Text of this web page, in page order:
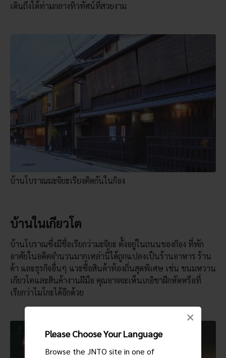
Please Choose Your Language
Browse the JNTO site in one of
×
เดินถึงได้ท่ามกลางทิวทัศน์ที่สวยงาม
บ้านโบราณมะจิยะเรียงติดกันในกิอง
บ้านในเกียวโต
บ้านโบราณซึ่งมีชื่อเรียกว่ามะจิยะ ตั้งอยู่ในถนนของกิอง ที่พัก
อาศัยในอดีตจำนวนมากเหล่านี้ได้ถูกแปลงเป็นร้านอาหาร ร้าน
ค้า และธุรกิจอื่นๆ แวะซื้อสินค้าท้องถิ่นสุดพิเศษ เช่น ขนมหวาน
เกียวโตและสินค้างานฝีมือ คุณอาจจะเห็นเกอิชาฝึกหัดหรือที่
เรียกว่าไมโกะได้อีกด้วย